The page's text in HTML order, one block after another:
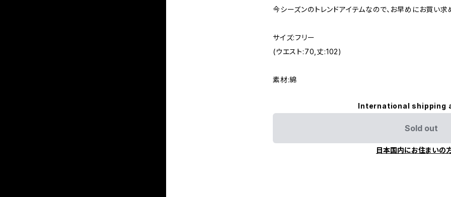
今シーズンのトレンドアイテムなので、お早めにお買い求
サイズ:フリー
(ウエスト:70,丈:102)
素材:綿
International shipping
Sold out
日本国内にお住まいの